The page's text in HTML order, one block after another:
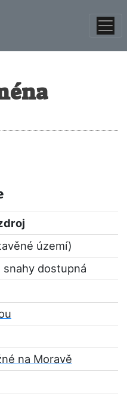
území)
dostupná
na Moravě